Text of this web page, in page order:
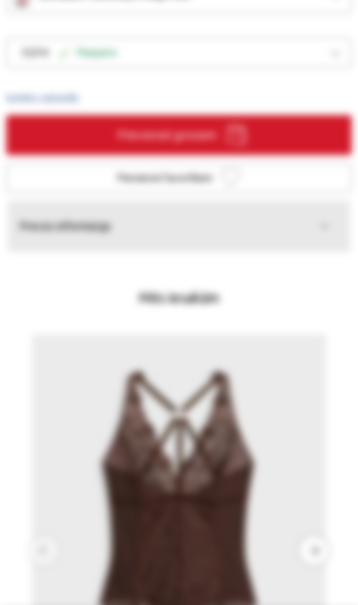
Izmēru ceļvedis
Pievienot grozam
Pievienot favorītiem
Preces informācija
Mēs iesakām